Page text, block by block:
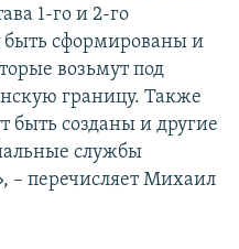
1-го и 2-го
быть сформированы и
возьмут под
границу. Также
быть созданы и другие
службы
– перечисляет Михаил